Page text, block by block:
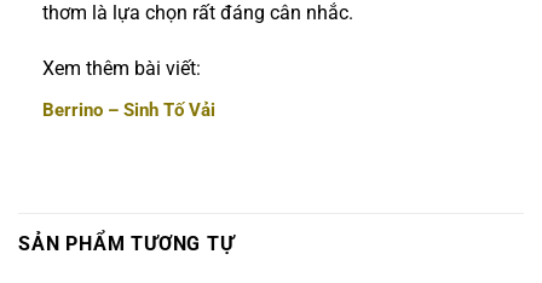
thơm là lựa chọn rất đáng cân nhắc.
Xem thêm bài viết:
Berrino – Sinh Tố Vải
SẢN PHẨM TƯƠNG TỰ